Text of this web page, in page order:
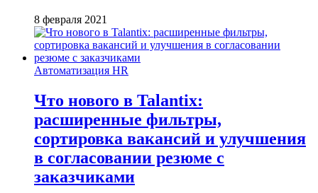
8 февраля 2021
Автоматизация HR
Что нового в Talantix:
расширенные фильтры,
сортировка вакансий и улучшения
в согласовании резюме с
заказчиками